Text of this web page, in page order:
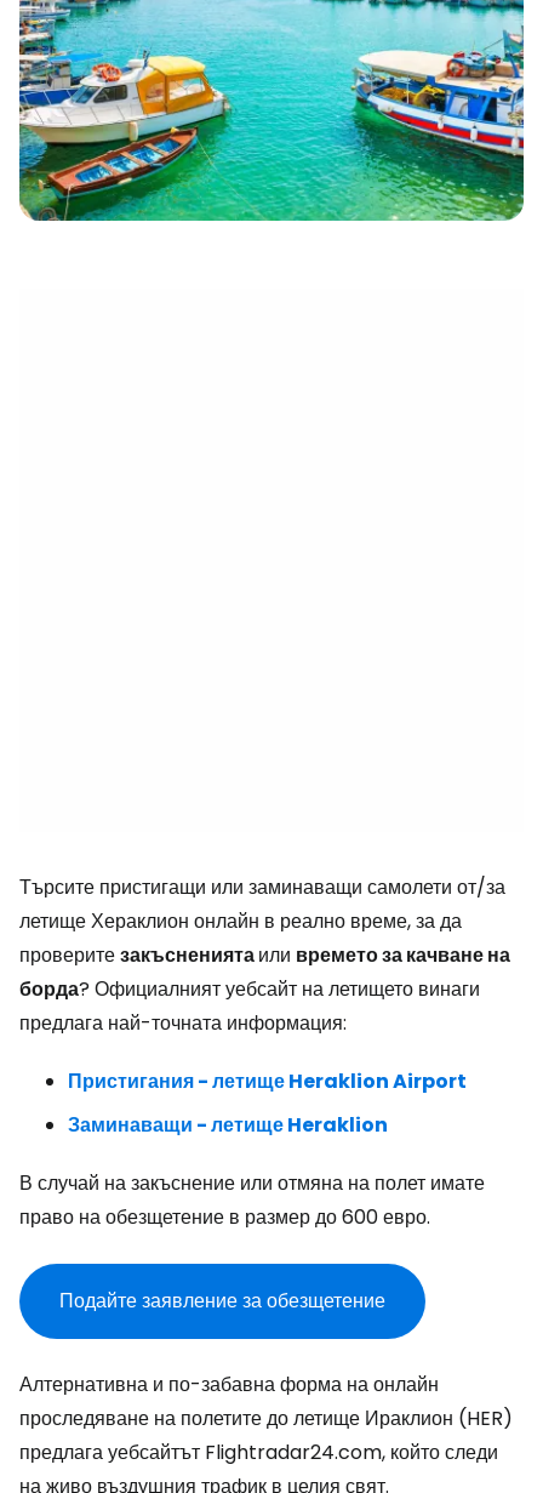
Търсите пристигащи или заминаващи самолети от/за
летище Хераклион онлайн в реално време, за да
проверитезакъснениятаили времето за качване на
борда? Официалният уебсайт на летището винаги
предлага най-точната информация:
Пристигания - летище Heraklion Airport
Заминаващи - летище Heraklion
В случай на закъснение или отмяна на полет имате
право на обезщетение в размер до 600 евро.
Подайте заявление за обезщетение
Алтернативна и по-забавна форма на онлайн
проследяване на полетите до летище Ираклион (HER)
предлага уебсайтът Flightradar24.com, който следи
на живо въздушния трафик в целия свят.